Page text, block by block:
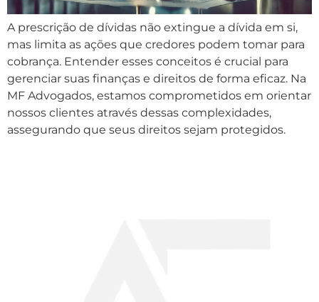
A prescrição de dívidas não extingue a dívida em si,
mas limita as ações que credores podem tomar para
cobrança. Entender esses conceitos é crucial para
gerenciar suas finanças e direitos de forma eficaz. Na
MF Advogados, estamos comprometidos em orientar
nossos clientes através dessas complexidades,
assegurando que seus direitos sejam protegidos.